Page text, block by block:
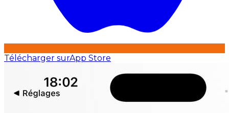
Télécharger surApp Store